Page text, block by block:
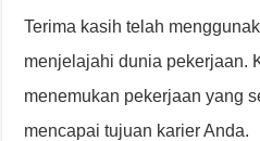
Terima kasih telah
menjelajahi dunia pekerjaan.
menemukan pekerjaan yang
mencapai tujuan karier Anda.